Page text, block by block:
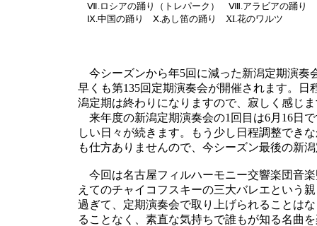
Ⅶ.ロシアの踊り（トレパーク） Ⅷ.アラビアの踊り
Ⅸ.中国の踊り Ⅹ.あし笛の踊り XI.花のワルツ
今シーズンから年5回に減った新潟定期演奏
早くも第135回定期演奏会が開催されます。
潟定期は終わりになりますので、寂しく感じ
来年度の新潟定期演奏会の1回目は6月16日
しい日々が続きます。もう少し日程調整でき
も仕方ありませんので、今シーズン最後の新
今回は名古屋フィルハーモニー交響楽団音
えてのチャイコフスキーの三大バレエという
過ぎて、定期演奏会で取り上げられることは
ることなく、素直な気持ちで誰もが知る名曲